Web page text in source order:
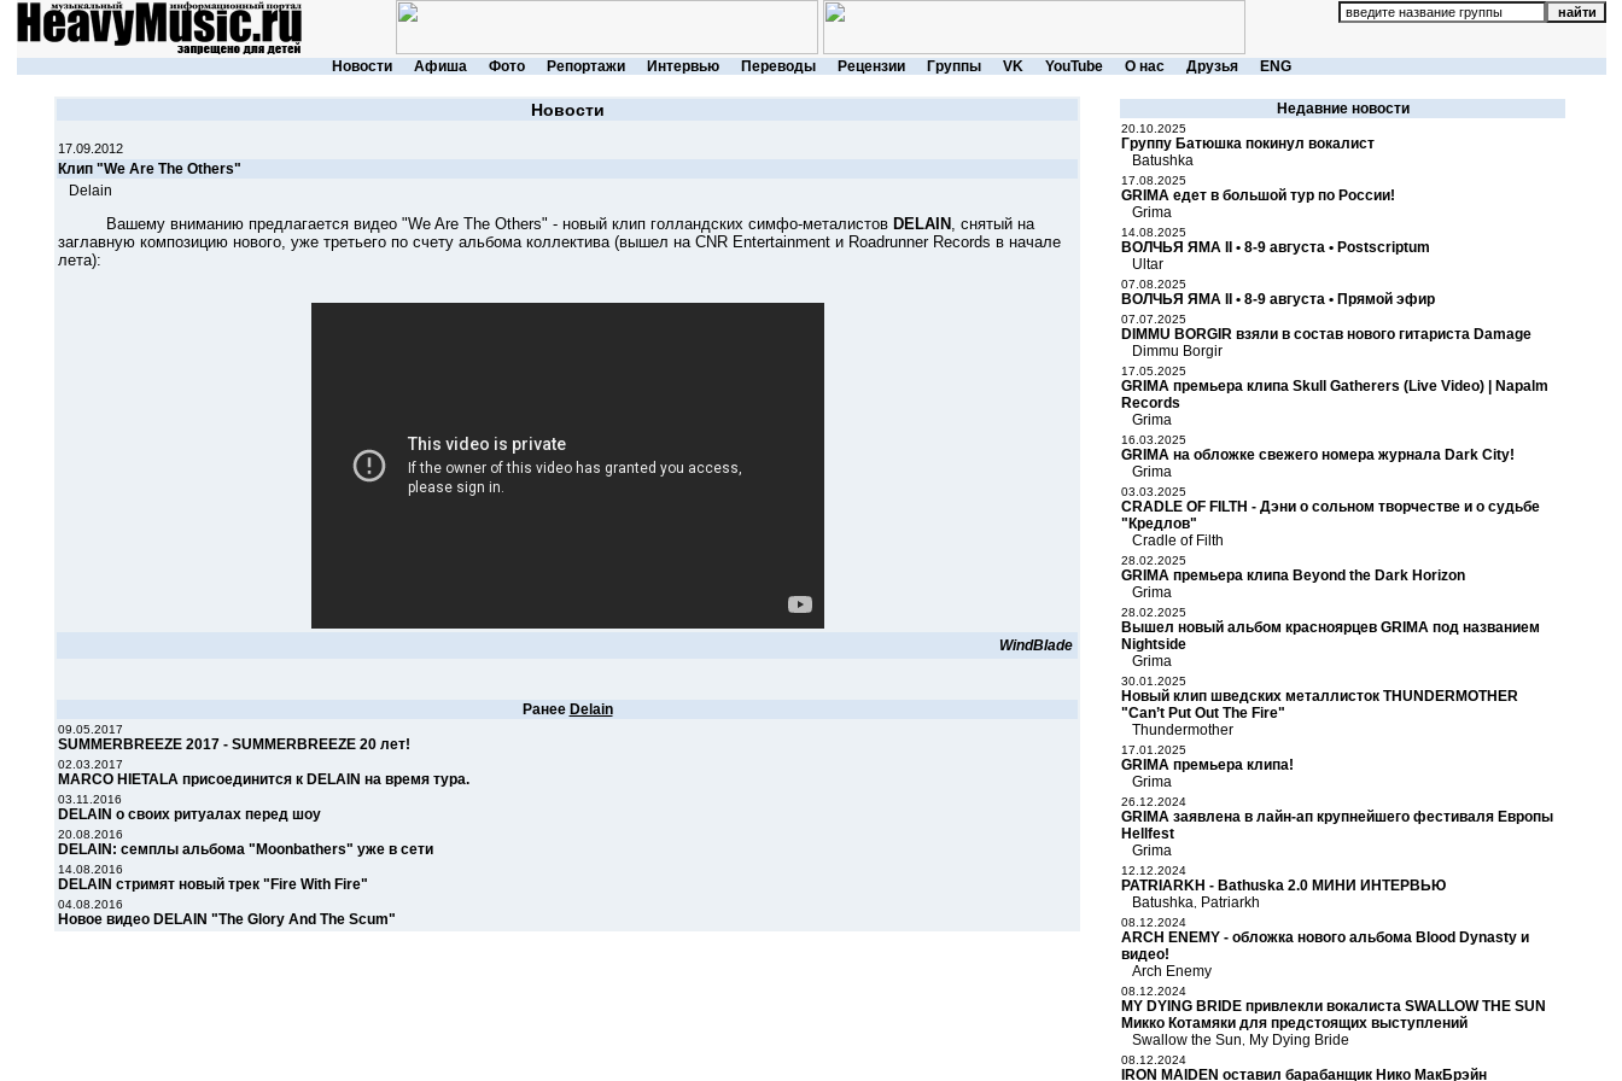
Новости Афиша Фото Репортажи Интервью Переводы Рецензии Группы VK YouTube О нас Друзья ENG
Новости
17.09.2012
Клип "We Are The Others"
Delain
Вашему вниманию предлагается видео "We Are The Others" - новый клип голландских симфо-металистов DELAIN , снятый на
заглавную композицию нового, уже третьего по счету альбома коллектива (вышел на CNR Entertainment и Roadrunner Records в начале
лета):
WindBlade
Ранее Delain
09.05.2017
SUMMERBREEZE 2017 - SUMMERBREEZE 20 лет!
02.03.2017
MARCO HIETALA присоединится к DELAIN на время тура.
03.11.2016
DELAIN о своих ритуалах перед шоу
20.08.2016
DELAIN: семплы альбома "Moonbathers" уже в сети
14.08.2016
DELAIN стримят новый трек "Fire With Fire"
04.08.2016
Новое видео DELAIN "The Glory And The Scum"
Недавние новости
20.10.2025
Группу Батюшка покинул вокалист
Batushka
17.08.2025
GRIMA едет в большой тур по России!
Grima
14.08.2025
ВОЛЧЬЯ ЯМА II • 8-9 августа • Postscriptum
Ultar
07.08.2025
ВОЛЧЬЯ ЯМА II • 8-9 августа • Прямой эфир
07.07.2025
DIMMU BORGIR взяли в состав нового гитариста Damage
Dimmu Borgir
17.05.2025
GRIMA премьера клипа Skull Gatherers (Live Video) | Napalm
Records
Grima
16.03.2025
GRIMA на обложке свежего номера журнала Dark City!
Grima
03.03.2025
CRADLE OF FILTH - Дэни о сольном творчестве и о судьбе
"Кредлов"
Cradle of Filth
28.02.2025
GRIMA премьера клипа Beyond the Dark Horizon
Grima
28.02.2025
Вышел новый альбом красноярцев GRIMA под названием
Nightside
Grima
30.01.2025
Новый клип шведских металлисток THUNDERMOTHER
"Can’t Put Out The Fire"
Thundermother
17.01.2025
GRIMA премьера клипа!
Grima
26.12.2024
GRIMA заявлена в лайн-ап крупнейшего фестиваля Европы
Hellfest
Grima
12.12.2024
PATRIARKH - Bathuska 2.0 МИНИ ИНТЕРВЬЮ
Batushka Patriarkh
08.12.2024
ARCH ENEMY - обложка нового альбома Blood Dynasty и
видео!
Arch Enemy
08.12.2024
MY DYING BRIDE привлекли вокалиста SWALLOW THE SUN
Микко Котамяки для предстоящих выступлений
Swallow the Sun
My Dying Bride
08.12.2024
IRON MAIDEN оставил барабанщик Нико МакБрэйн